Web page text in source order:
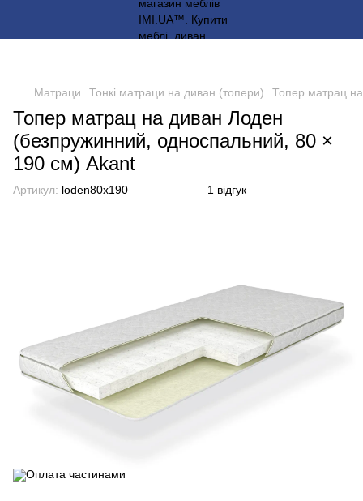
Матраци Тонкі матраци на диван (топери) Топер матрац
Топер матрац на диван Лоден
(безпружинний, односпальний, 80 ×
190 см) Akant
Артикул: loden80x190 1 відгук